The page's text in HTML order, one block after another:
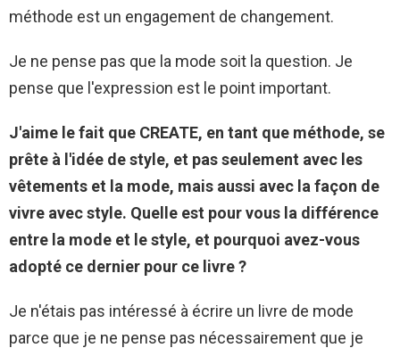
méthode est un engagement de changement.
Je ne pense pas que la mode soit la question. Je
pense que l'expression est le point important.
J'aime le fait que CREATE, en tant que méthode, se
prête à l'idée de style, et pas seulement avec les
vêtements et la mode, mais aussi avec la façon de
vivre avec style. Quelle est pour vous la différence
entre la mode et le style, et pourquoi avez-vous
adopté ce dernier pour ce livre ?
Je n'étais pas intéressé à écrire un livre de mode
parce que je ne pense pas nécessairement que je